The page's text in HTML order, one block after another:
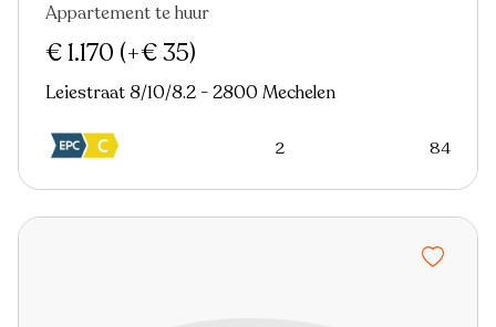
Nieuw
Appartement te huur
€ 1.170 (+€ 35)
Leiestraat 8/10/8.2 - 2800 Mechelen
2 84